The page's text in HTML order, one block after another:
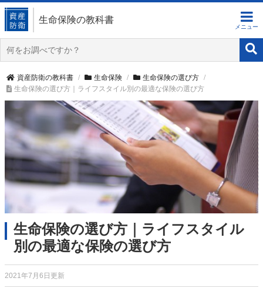
生命保険の教科書
資産防衛の教科書 生命保険
生命保険の選び方
生命保険の選び方｜ライフスタイル別の最適な保険の選び方
生命保険の選び方｜ライフスタイル
別の最適な保険の選び方
2021年7月6日更新